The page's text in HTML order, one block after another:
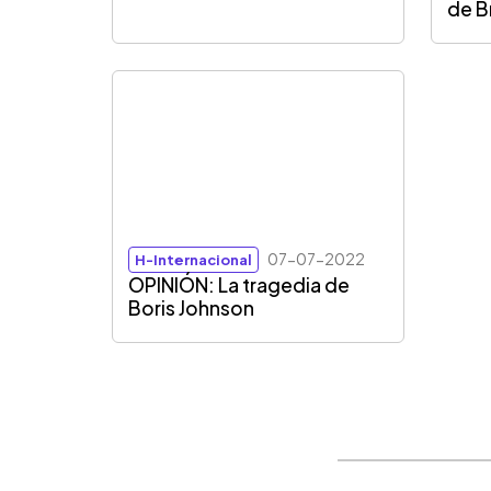
de
H-Internacional 07-07-2022
OPINIÓN: La tragedia de
Boris Johnson